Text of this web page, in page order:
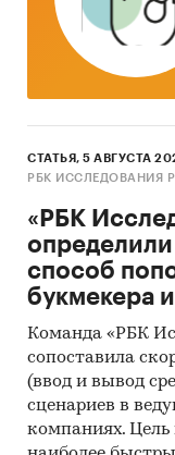
Автомобиль
Автомобиль
Паромных
Автомобиль
Автомобиль
Автомобиль
Автомобиль
Авторенген
Агрегат Для
СТАТЬЯ, 5 АВГУСТА
РБК ИССЛЕДОВАНИЯ
«РБК
способ
букмекера
Команда «РБК
сопоставила
(ввод и вывод
сценариев в
компаниях.